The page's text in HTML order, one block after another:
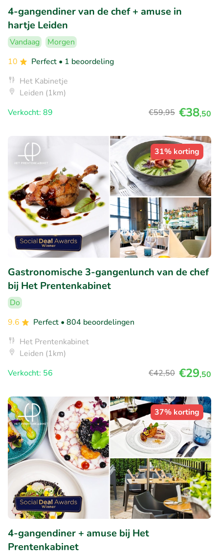
4-gangendiner van de chef + amuse in
hartje Leiden
Vandaag
Morgen
10
Perfect • 1 beoordeling
Het Kabinetje
Leiden (1km)
Verkocht: 89
€59,95 €38,50
31% korting
Gastronomische 3-gangenlunch van de chef
bij Het Prentenkabinet
Do
9.6
Perfect • 804 beoordelingen
Het Prentenkabinet
Leiden (1km)
Verkocht: 56
€42,50 €29,50
37% korting
4-gangendiner + amuse bij Het
Prentenkabinet